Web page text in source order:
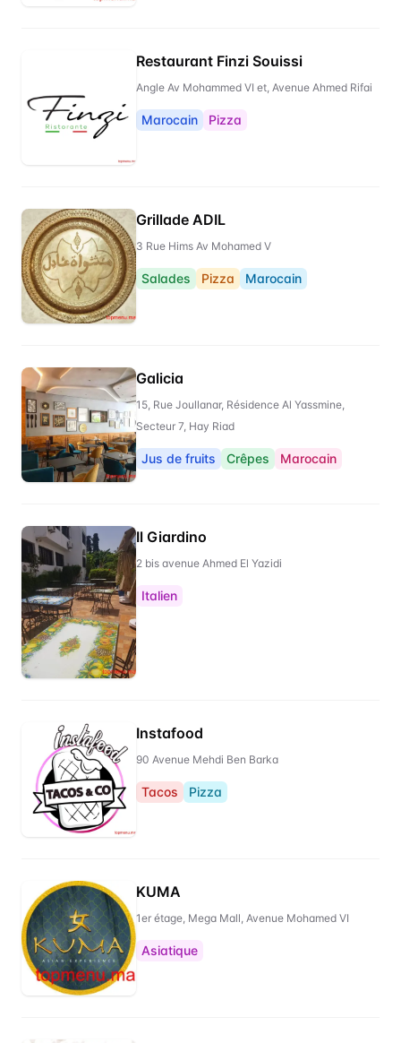
Restaurant Finzi Souissi
Angle Av Mohammed VI et, Avenue Ahmed Rifai
Marocain Pizza
Grillade ADIL
3 Rue Hims Av Mohamed V
Salades Pizza Marocain
Galicia
15, Rue Joullanar, Résidence Al Yassmine,
Secteur 7, Hay Riad
Jus de fruits Crêpes Marocain
Il Giardino
2 bis avenue Ahmed El Yazidi
Italien
Instafood
90 Avenue Mehdi Ben Barka
Tacos Pizza
KUMA
1er étage, Mega Mall, Avenue Mohamed VI
Asiatique